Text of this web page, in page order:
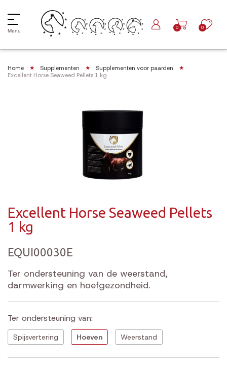
Menu
0 0
Home Supplementen
Supplementen voor paarden
Excellent Horse Seaweed Pellets 1 kg
Excellent Horse Seaweed Pellets
1 kg
EQUI00030E
Ter ondersteuning van de weerstand,
darmwerking en hoefgezondheid.
Ter ondersteuning van: